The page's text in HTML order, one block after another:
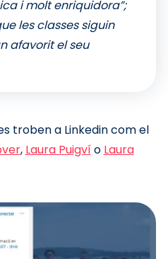
i molt enriquidora”;
les classes siguin
afavorit el seu
troben a Linkedin com el
, Laura Puigvío Laura